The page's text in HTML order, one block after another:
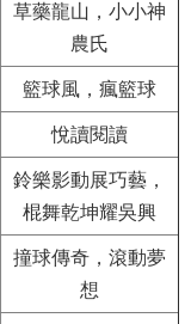
草藥龍山，小小神
農氏
籃球風，瘋籃球
悅讀閱讀
鈴樂影動展巧藝，
棍舞乾坤耀吳興
撞球傳奇，滾動夢
想